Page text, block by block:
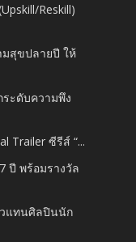
Reskill)
มสุขปลายปี ให้
ะดับความพึง
Trailer ซีรีส์ “...
ปี พร้อมรางวัล
วแทนศิลปินนัก